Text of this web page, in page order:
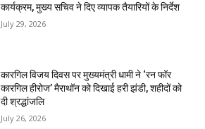
कार्यक्रम, मुख्य सचिव ने दिए व्यापक तैयारियों के निर्देश
July 29, 2026
कारगिल विजय दिवस पर मुख्यमंत्री धामी ने ‘रन फॉर
कारगिल हीरोज’ मैराथॉन को दिखाई हरी झंडी, शहीदों को
दी श्रद्धांजलि
July 26, 2026